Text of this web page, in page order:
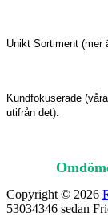
Unikt Sortiment (mer
Kundfokuserade
utifrån det).
Copyright © 2026
53034346 sedan